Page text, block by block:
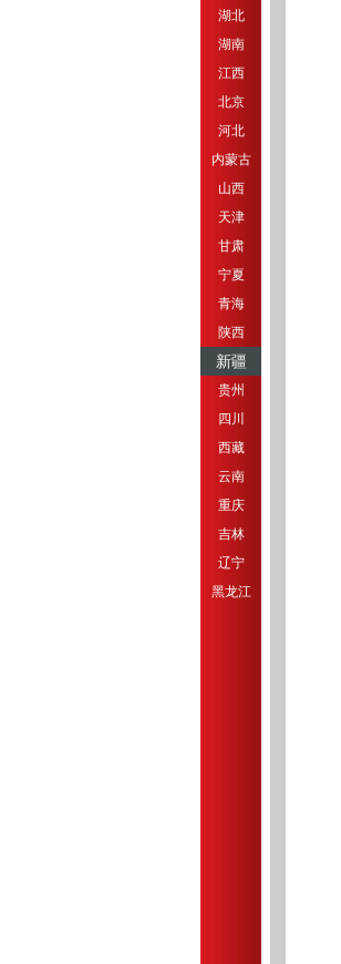
湖北
湖南
江西
北京
河北
内蒙古
山西
天津
甘肃
宁夏
青海
陕西
新疆
贵州
四川
西藏
云南
重庆
吉林
辽宁
黑龙江